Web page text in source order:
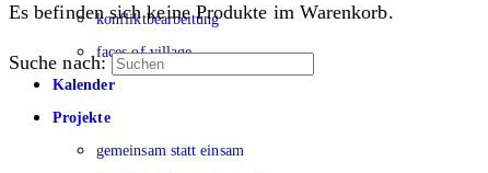
konfliktbearbeitung
faces of village
Kalender
Projekte
gemeinsam statt einsam
Es befinden sich keine Produkte im Warenkorb.
Suche nach: